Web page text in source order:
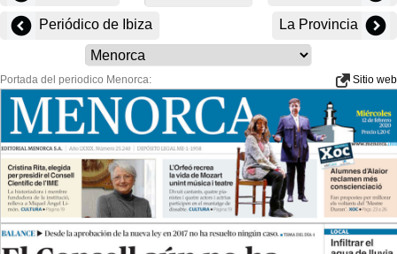
Periódico de Ibiza La Provincia
Portada del periodico Menorca: Sitio web